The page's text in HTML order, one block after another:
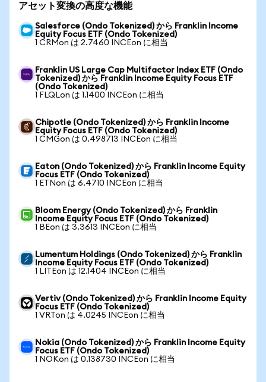
アセット変換の高度な機能
Salesforce (Ondo Tokenized) から Franklin Income
Equity Focus ETF (Ondo Tokenized)
1 CRMon は 2.7460 INCEon に相当
Franklin US Large Cap Multifactor Index ETF (Ondo
Tokenized) から Franklin Income Equity Focus ETF
(Ondo Tokenized)
1 FLQLon は 1.1400 INCEon に相当
Chipotle (Ondo Tokenized) から Franklin Income
Equity Focus ETF (Ondo Tokenized)
1 CMGon は 0.498713 INCEon に相当
Eaton (Ondo Tokenized) から Franklin Income Equity
Focus ETF (Ondo Tokenized)
1 ETNon は 6.4710 INCEon に相当
Bloom Energy (Ondo Tokenized) から Franklin
Income Equity Focus ETF (Ondo Tokenized)
1 BEon は 3.3613 INCEon に相当
Lumentum Holdings (Ondo Tokenized) から Franklin
Income Equity Focus ETF (Ondo Tokenized)
1 LITEon は 12.1404 INCEon に相当
Vertiv (Ondo Tokenized) から Franklin Income Equity
Focus ETF (Ondo Tokenized)
1 VRTon は 4.0245 INCEon に相当
Nokia (Ondo Tokenized) から Franklin Income Equity
Focus ETF (Ondo Tokenized)
1 NOKon は 0.138730 INCEon に相当